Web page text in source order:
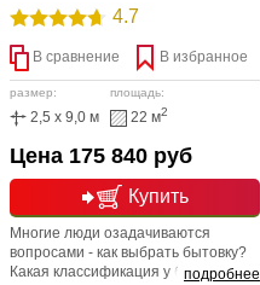
4.7
В сравнение В избранное
размер:
2,5 x 9,0 м
площадь:
22 м2
Купить
Цена 175 840 руб
подробнее
Многие люди озадачиваются
вопросами - как выбрать бытовку?
Какая классификация у бытовок